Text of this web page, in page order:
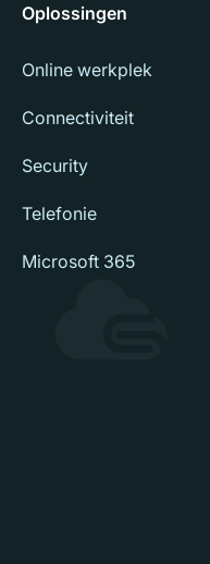
Oplossingen
Online werkplek
Connectiviteit
Security
Telefonie
Microsoft 365